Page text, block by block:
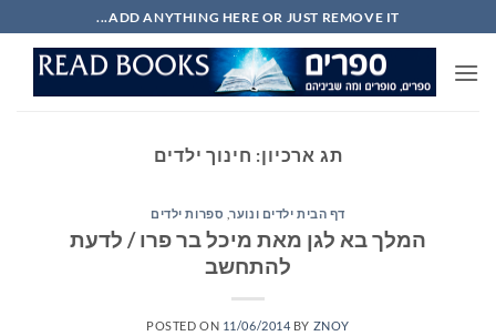
to
content
ADD ANYTHING HERE OR JUST REMOVE IT...
תג ארכיון: חינוך ילדים
דף הבית ילדים ונוער, ספרות ילדים
המלך בא לגן מאת מיכל בר פרו / לדעת
להתחשב
POSTED ON 11/06/2014 BY ZNOY